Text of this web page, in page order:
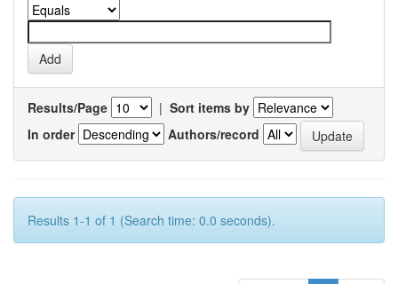
Results/Page | Sort items by
In order
Authors/record
Results 1-1 of 1 (Search time: 0.0 seconds).